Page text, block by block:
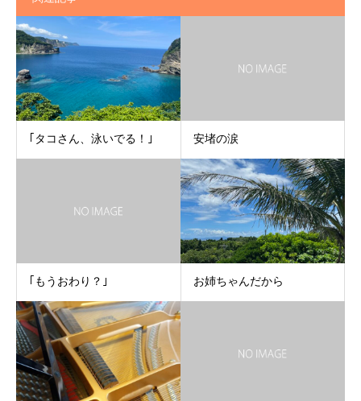
｢タコさん、泳いでる！｣ 安堵の涙
｢もうおわり？｣ お姉ちゃんだから